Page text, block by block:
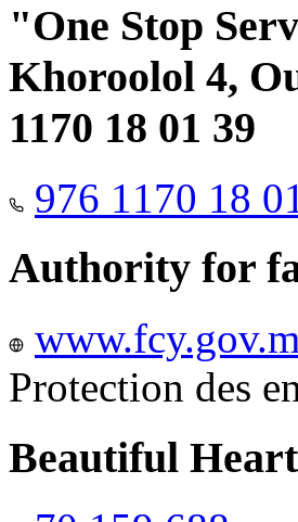
"One Stop
Khoroolol 4,
1170 18 01 39
976 1170 18
Authority for
Protection des
Beautiful